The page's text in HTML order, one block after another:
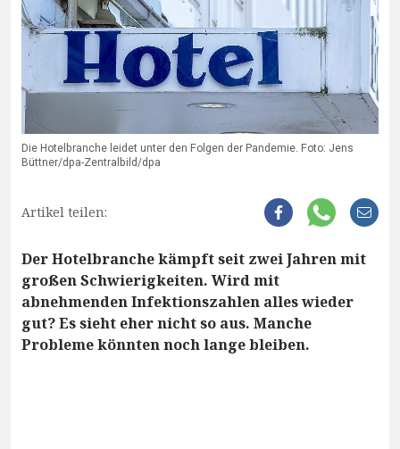
Die Hotelbranche leidet unter den Folgen der Pandemie. Foto: Jens
Büttner/dpa-Zentralbild/dpa
Artikel teilen:
Der Hotelbranche kämpft seit zwei Jahren mit
großen Schwierigkeiten. Wird mit
abnehmenden Infektionszahlen alles wieder
gut? Es sieht eher nicht so aus. Manche
Probleme könnten noch lange bleiben.